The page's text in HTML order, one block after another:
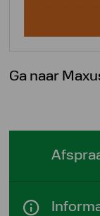
Ga naar